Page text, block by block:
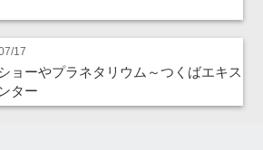
17
ョーやプラネタリウム～つくばエキス
ター